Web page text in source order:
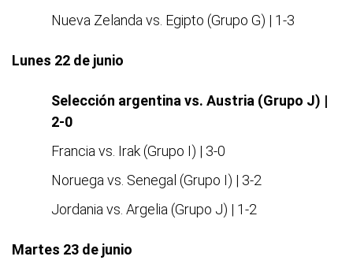
Nueva Zelanda vs. Egipto (Grupo G) | 1-3
Lunes 22 de junio
Selección argentina vs. Austria (Grupo J) |
2-0
Francia vs. Irak (Grupo I) | 3-0
Noruega vs. Senegal (Grupo I) | 3-2
Jordania vs. Argelia (Grupo J) | 1-2
Martes 23 de junio